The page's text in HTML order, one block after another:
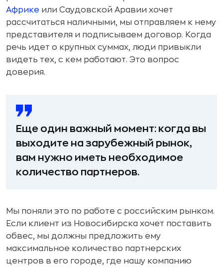
Африке или Саудовской Аравии хочет
рассчитаться наличными, мы отправляем к нему
представителя и подписываем договор. Когда
речь идет о крупных суммах, люди привыкли
видеть тех, с кем работают. Это вопрос
доверия.
Еще один важный момент: когда вы
выходите на зарубежный рынок,
вам нужно иметь необходимое
количество партнеров.
Мы поняли это по работе с российским рынком.
Если клиент из Новосибирска хочет поставить
обвес, мы должны предложить ему
максимальное количество партнерских
центров в его городе, где нашу компанию